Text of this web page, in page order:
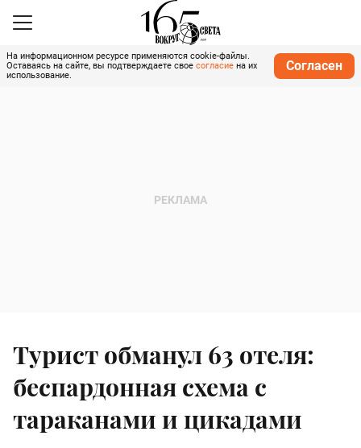
На информационном ресурсе применяются cookie-файлы.
Оставаясь на сайте, вы подтверждаете свое согласие на их
использование.
Согласен
Турист обманул 63 отеля:
беспардонная схема с
тараканами и цикадами